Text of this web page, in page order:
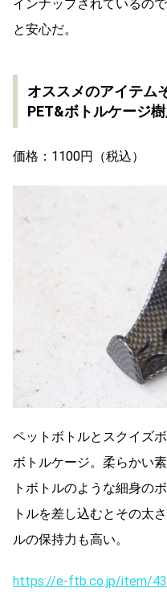
インナップされているの
と安心だ。
オススメのアイテム
PET&ボトルケージ
価格：1100円（税込）
ペットボトルとスクイズ
ボトルケージ。柔らかい
トボトルのような細身の
トルを差し込むとその太
ルの保持力も高い。
https://e-ftb.co.jp/item/